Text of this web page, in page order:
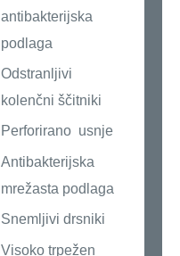
antibakterijska
podlaga
Odstranljivi
kolenčni ščitniki
Perforirano usnje
Antibakterijska
mrežasta podlaga
Snemljivi drsniki
Visoko trpežen